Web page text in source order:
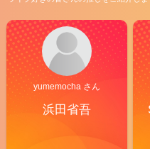
yumemocha さん
浜田省吾